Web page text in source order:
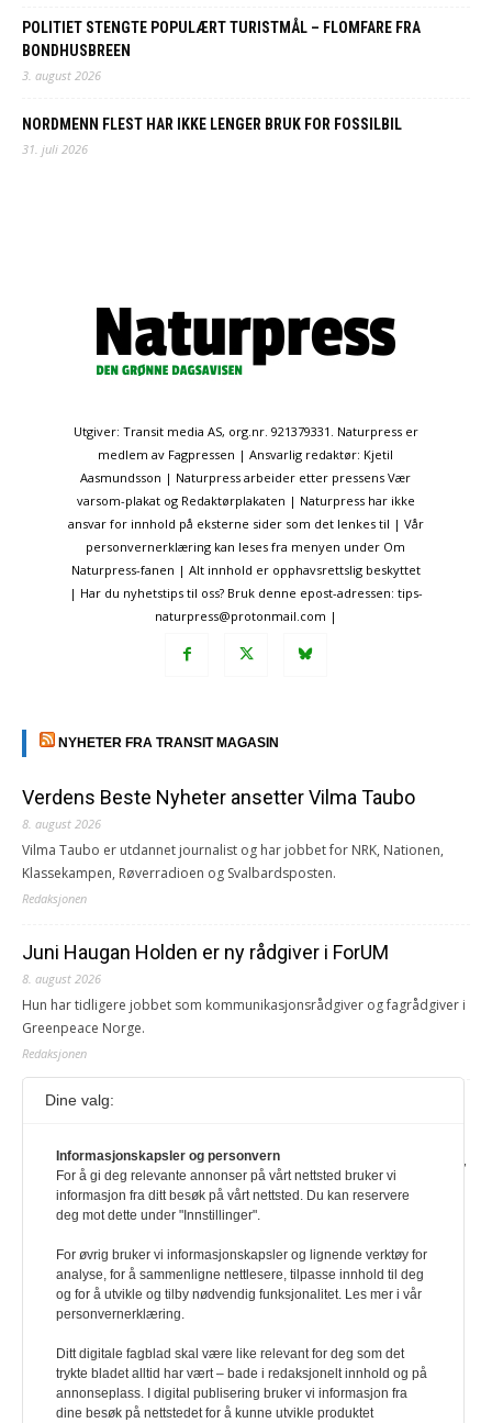
POLITIET STENGTE POPULÆRT TURISTMÅL – FLOMFARE FRA
BONDHUSBREEN
3. august 2026
NORDMENN FLEST HAR IKKE LENGER BRUK FOR FOSSILBIL
31. juli 2026
Utgiver: Transit media AS, org.nr. 921379331. Naturpress er
medlem av Fagpressen | Ansvarlig redaktør: Kjetil
Aasmundsson | Naturpress arbeider etter pressens Vær
varsom-plakat og Redaktørplakaten | Naturpress har ikke
ansvar for innhold på eksterne sider som det lenkes til | Vår
personvernerklæring kan leses fra menyen under Om
Naturpress-fanen | Alt innhold er opphavsrettslig beskyttet
| Har du nyhetstips til oss? Bruk denne epost-adressen: tips-
naturpress@protonmail.com |
NYHETER FRA TRANSIT MAGASIN
Verdens Beste Nyheter ansetter Vilma Taubo
8. august 2026
Vilma Taubo er utdannet journalist og har jobbet for NRK, Nationen,
Klassekampen, Røverradioen og Svalbardsposten.
Redaksjonen
Juni Haugan Holden er ny rådgiver i ForUM
8. august 2026
Hun har tidligere jobbet som kommunikasjonsrådgiver og fagrådgiver i
Greenpeace Norge.
Redaksjonen
Journalist fra Vietnam idømt 7 års fengsel
Kommunistpartiet i Vietnam har total kontroll over alle offisielle medier,
aviser, TV- og radiokanaler. For å lese denne må du ha abonnement
Logg inn her Ny abonnent? Velg Årsabonnement, Månedsabonnement
og bedrifter.
Redaksjonen
Dine valg:
Informasjonskapsler og personvern
For å gi deg relevante annonser på vårt nettsted bruker vi
informasjon fra ditt besøk på vårt nettsted. Du kan reservere
deg mot dette under "Innstillinger".
For øvrig bruker vi informasjonskapsler og lignende verktøy for
analyse, for å sammenligne nettlesere, tilpasse innhold til deg
og for å utvikle og tilby nødvendig funksjonalitet. Les mer i vår
personvernerklæring.
Ditt digitale fagblad skal være like relevant for deg som det
trykte bladet alltid har vært – bade i redaksjonelt innhold og på
annonseplass. I digital publisering bruker vi informasjon fra
dine besøk på nettstedet for å kunne utvikle produktet